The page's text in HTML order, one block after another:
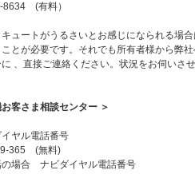
(有料）
ュートがうるさいとお感じになられる場
とが必要です。それでも所有者様から弊
、直接ご連絡ください。状況をお伺いさせ
お客さま相談センター ＞
イヤル電話番号
365 (無料)
の場合 ナビダイヤル電話番号